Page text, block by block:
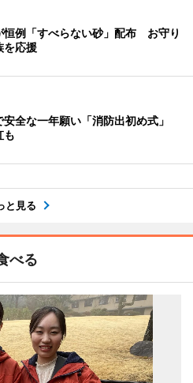
恒例「すべらない砂」配布 お守り
を応援
安全な一年願い「消防出初め式」
も
と見る
べる